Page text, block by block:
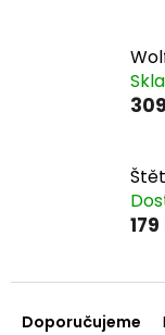
aDoporučujeme